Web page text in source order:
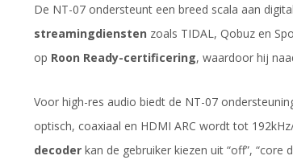
De NT-07 ondersteunt een breed scala aan
streamingdiensten zoals TIDAL, Qobuz en
op Roon Ready-certificering, waardoor hij
Voor high-res audio biedt de NT-07
optisch, coaxiaal en HDMI ARC wordt tot
decoder kan de gebruiker kiezen uit “off”, “core